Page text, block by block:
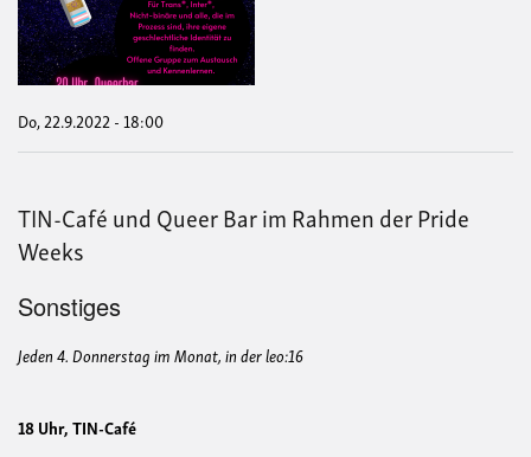
Do, 22.9.2022 - 18:00
TIN-Café und Queer Bar im Rahmen der Pride
Weeks
Sonstiges
Jeden 4. Donnerstag im Monat, in der leo:16
18 Uhr, TIN-Café